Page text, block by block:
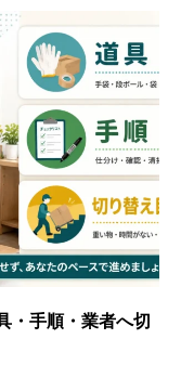
・手順・業者へ切